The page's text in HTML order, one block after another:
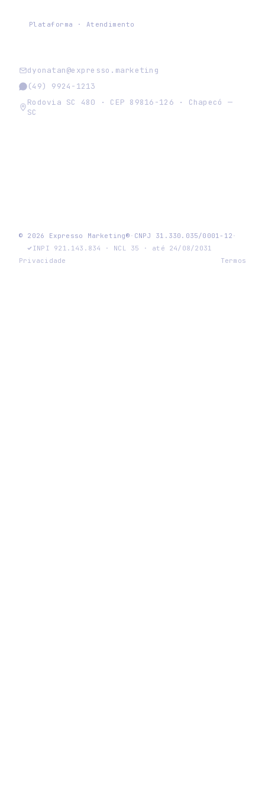
Plataforma · Atendimento
dyonatan@expresso.marketing
(49) 9924-1213
Rodovia SC 480 · CEP 89816-126 · Chapecó —
SC
© 2026 Expresso Marketing® · CNPJ 31.330.035/0001-12 ·
INPI 921.143.834 · NCL 35 · até 24/08/2031
Privacidade
Termos